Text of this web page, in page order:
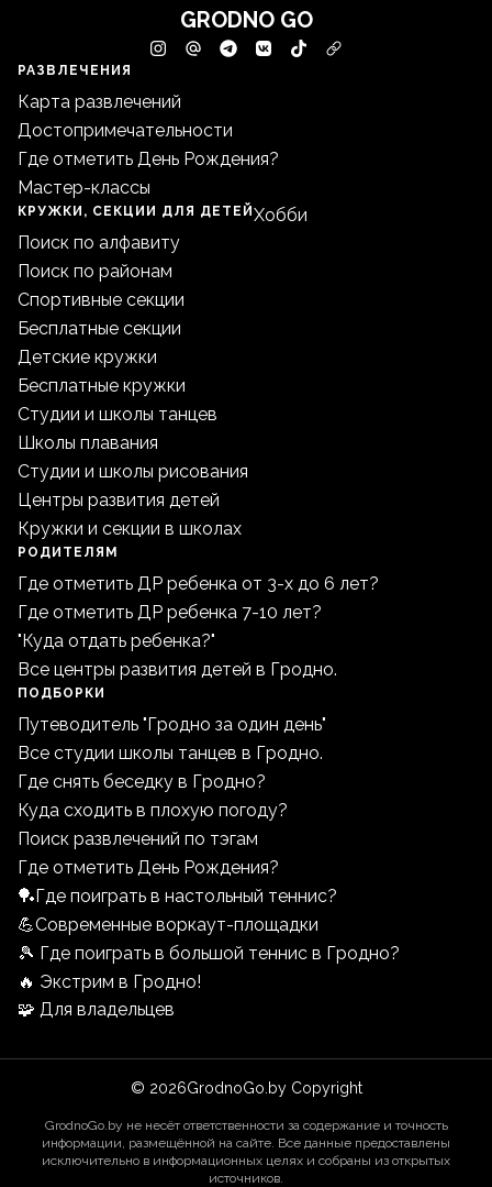
GRODNO GO
РАЗВЛЕЧЕНИЯ
Карта развлечений
Достопримечательности
Где отметить День Рождения?
Мастер-классы
КРУЖКИ, СЕКЦИИ ДЛЯ ДЕТЕЙ
Поиск по алфавиту
Поиск по районам
Спортивные секции
Бесплатные секции
Детские кружки
Бесплатные кружки
Студии и школы танцев
Школы плавания
Студии и школы рисования
Центры развития детей
Кружки и секции в школах
Хобби
РОДИТЕЛЯМ
Где отметить ДР ребенка от 3-х до 6 лет?
Где отметить ДР ребенка 7-10 лет?
"Куда отдать ребенка?"
Все центры развития детей в Гродно.
ПОДБОРКИ
Путеводитель "Гродно за один день"
Все студии школы танцев в Гродно.
Где снять беседку в Гродно?
Куда сходить в плохую погоду?
Поиск развлечений по тэгам
Где отметить День Рождения?
🏓Где поиграть в настольный теннис?
💪Современные воркаут-площадки
🎾 Где поиграть в большой теннис в Гродно?
🔥 Экстрим в Гродно!
🧩 Для владельцев
© 2026GrodnoGo.by Copyright
GrodnoGo.by не несёт ответственности за содержание и точность
информации, размещённой на сайте. Все данные предоставлены
исключительно в информационных целях и собраны из открытых
источников.